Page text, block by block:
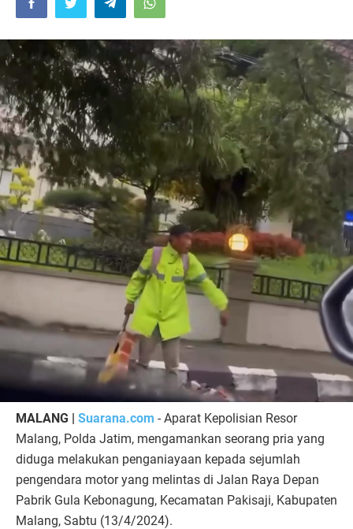
MALANG | Suarana.com - Aparat Kepolisian Resor
Malang, Polda Jatim, mengamankan seorang pria yang
diduga melakukan penganiayaan kepada sejumlah
pengendara motor yang melintas di Jalan Raya Depan
Pabrik Gula Kebonagung, Kecamatan Pakisaji, Kabupaten
Malang, Sabtu (13/4/2024).